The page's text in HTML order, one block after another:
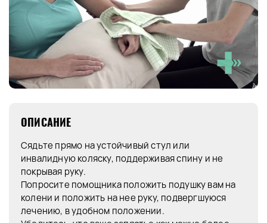
ОПИСАНИЕ
Сядьте прямо на устойчивый стул или
инвалидную коляску, поддерживая спину и не
покрывая руку.
Попросите помощника положить подушку вам на
колени и положить на нее руку, подвергшуюся
лечению, в удобном положении.